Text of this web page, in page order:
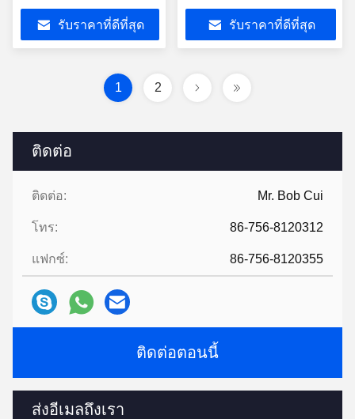
ติดต่อ
ติดต่อ: Mr. Bob Cui
โทร: 86-756-8120312
แฟกซ์: 86-756-8120355
ติดต่อตอนนี้
ส่งอีเมลถึงเรา
มัลติมีเดีย สเตเรีย
รับราคาที่ดีที่สุด
CarPlay Player
รับราคาที่ดีที่สุด
1 2